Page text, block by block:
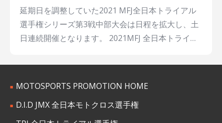
さい。 ■トライアル＆モトクロスパフォーマンス
（2024NGK スパークプラグ鈴鹿 2＆4 レース 内 シ
ョータイムイベント） 日 時： 3 月 9 日（土）
延期日を調整していた2021 MFJ全日本トライアル
選手権シリーズ第3戦中部大会は日程を拡大し、土
日連続開催となります。 2021MFJ 全日本トライア
による緊急事態宣言発令に伴い、北海道・中国・近
ました。 中部大会はRd.3の延期開催で2021年度の
MOTOSPORTS PROMOTION HOME
D.I.D JMX 全日本モトクロス選手権